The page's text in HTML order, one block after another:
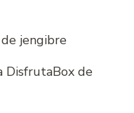
jengibre
DisfrutaBox de